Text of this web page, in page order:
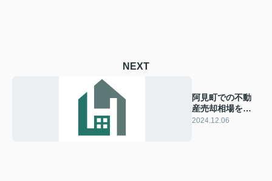
NEXT
阿見町での不動
産売却相場を徹
底解説！成功へ
2024.12.06